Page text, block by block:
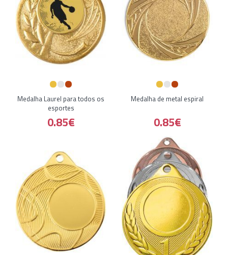
Medalha Laurel para todos os
esportes
0.85€
Medalha de metal espiral
0.85€